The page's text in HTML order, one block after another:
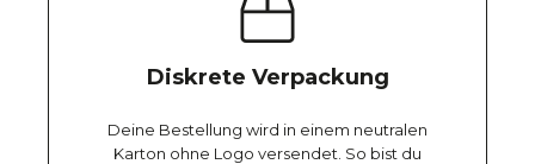
Diskrete Verpackung
Deine Bestellung wird in einem neutralen
Karton ohne Logo versendet. So bist du